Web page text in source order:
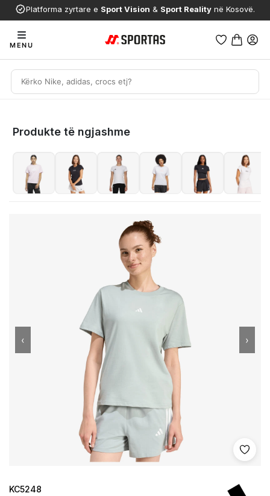
Platforma zyrtare e Sport Vision & Sport Reality në Kosovë.
MENU
Produkte të ngjashme
Shto
‹ ›
KC5248